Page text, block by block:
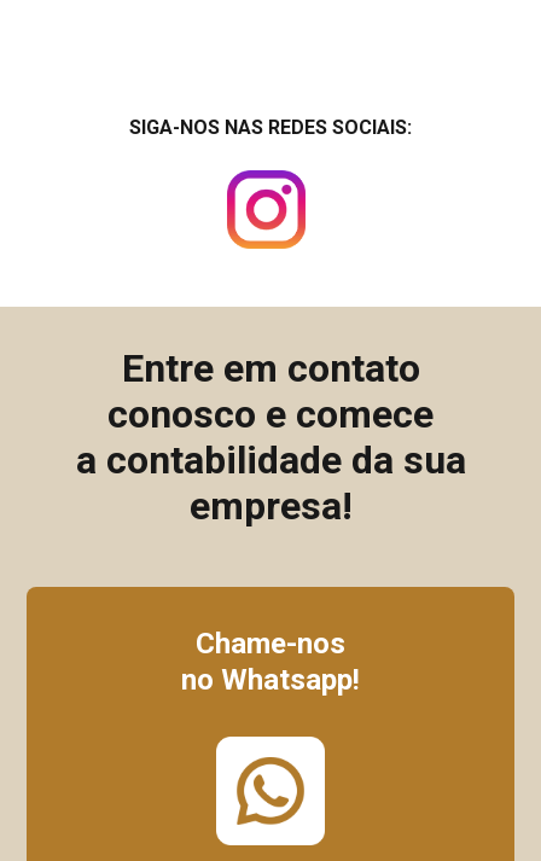
SIGA-NOS NAS REDES SOCIAIS:
Entre em contato
conosco e comece
a contabilidade da sua
empresa!
Chame-nos
no Whatsapp!